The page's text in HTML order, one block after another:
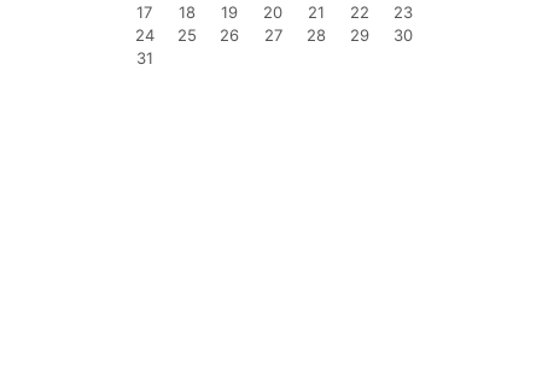
17
18 19 20 21 22
23
24
25 26 27 28 29
30
31